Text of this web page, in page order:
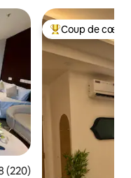
moyenne sur la
(220)
Coups de cœur
Coup de cœur